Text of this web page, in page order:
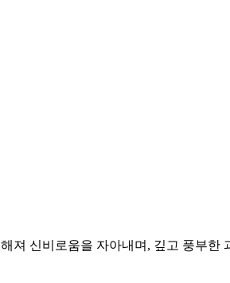
져 신비로움을 자아내며, 깊고 풍부